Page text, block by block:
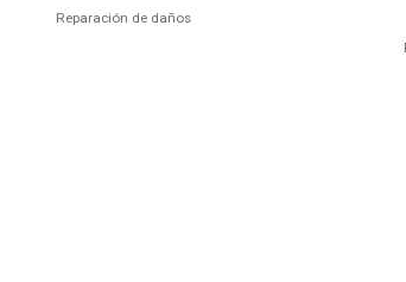
Reparación de daños